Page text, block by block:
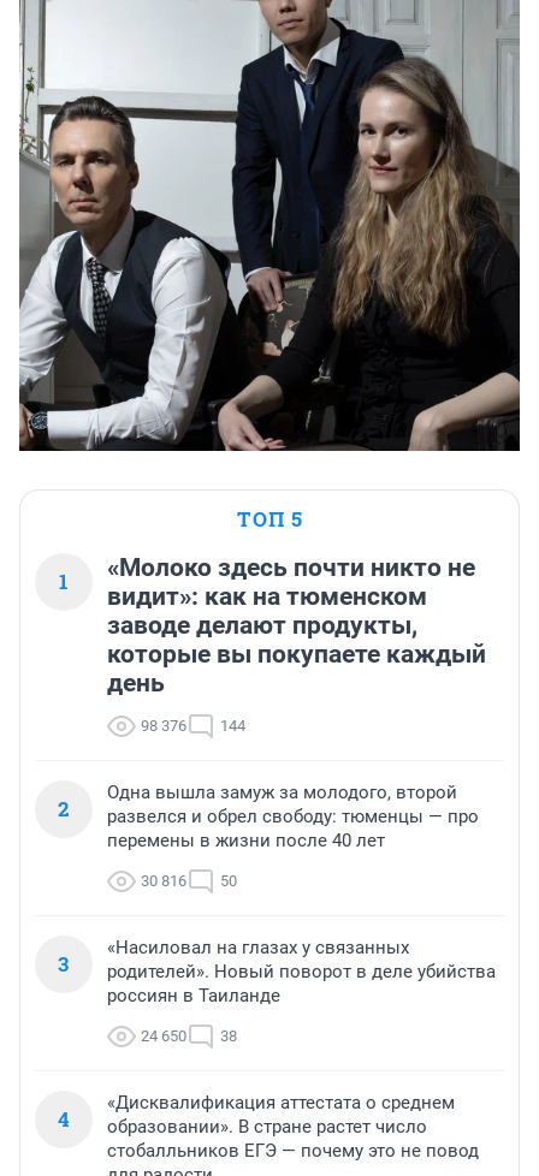
ТОП 5
1
«Молоко здесь почти никто не
видит»: как на тюменском
заводе делают продукты,
которые вы покупаете каждый
день
98 376 144
2
Одна вышла замуж за молодого, второй
развелся и обрел свободу: тюменцы — про
перемены в жизни после 40 лет
30 816 50
3
«Насиловал на глазах у связанных
родителей». Новый поворот в деле убийства
россиян в Таиланде
24 650 38
4
«Дисквалификация аттестата о среднем
образовании». В стране растет число
стобалльников ЕГЭ — почему это не повод